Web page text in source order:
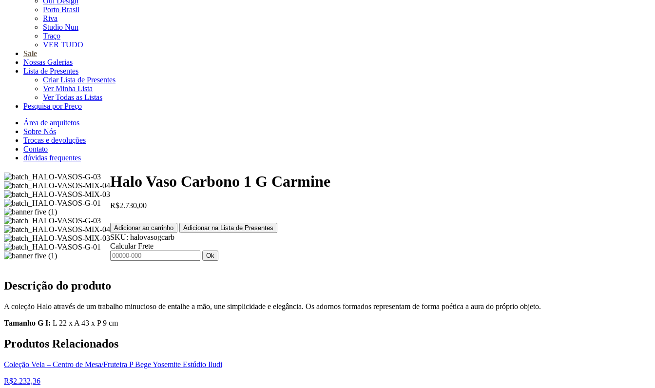
Porto Brasil
Riva
Studio Nun
Traço
VER TUDO
Sale
Nossas Galerias
Lista de Presentes
Criar Lista de Presentes
Ver Minha Lista
Ver Todas as Listas
Pesquisa por Preço
Área de arquitetos
Sobre Nós
Trocas e devoluções
Contato
dúvidas frequentes
Halo Vaso Carbono 1 G Carmine
R$2.730,00
Adicionar ao carrinho Adicionar na Lista de Presentes
SKU: halovasogcarb
Calcular Frete
Ok
Descrição do produto
A coleção Halo através de um trabalho minucioso de entalhe a mão, une simplicidade e elegância. Os adornos formados representam de forma poética a aura do próprio objeto.
Tamanho G I: L 22 x A 43 x P 9 cm
Produtos Relacionados
Coleção Vela – Centro de Mesa/Fruteira P Bege Yosemite Estúdio Iludi
R$2.232,36